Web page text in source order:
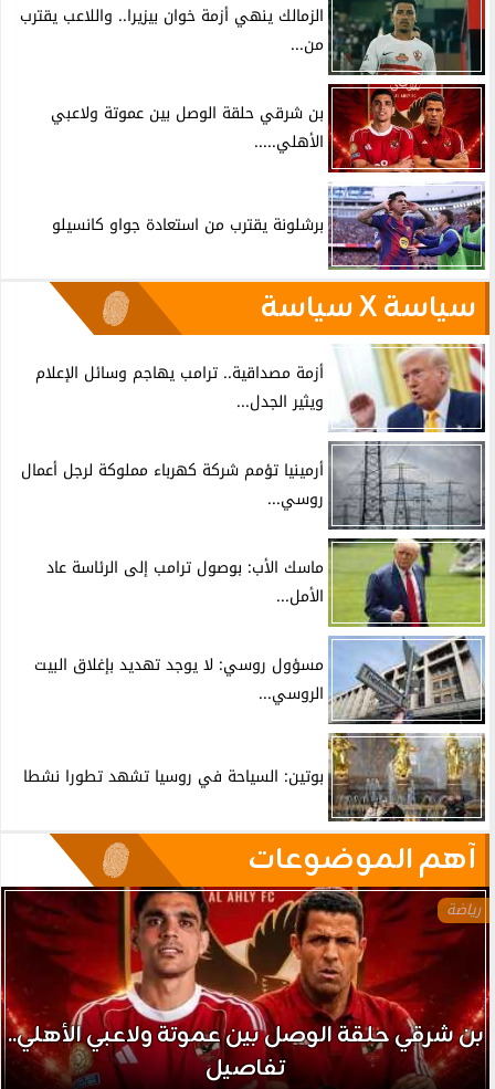
الزمالك ينهي أزمة خوان بيزيرا.. واللاعب يقترب
من...
بن شرقي حلقة الوصل بين عموتة ولاعبي
الأهلي.....
برشلونة يقترب من استعادة جواو كانسيلو
سياسة X سياسة
أزمة مصداقية.. ترامب يهاجم وسائل الإعلام
ويثير الجدل...
أرمينيا تؤمم شركة كهرباء مملوكة لرجل أعمال
روسي...
ماسك الأب: بوصول ترامب إلى الرئاسة عاد
الأمل...
مسؤول روسي: لا يوجد تهديد بإغلاق البيت
الروسي...
بوتين: السياحة في روسيا تشهد تطورا نشطا
آهم الموضوعات
رياضة
بن شرقي حلقة الوصل بين عموتة ولاعبي الأهلي..
تفاصيل